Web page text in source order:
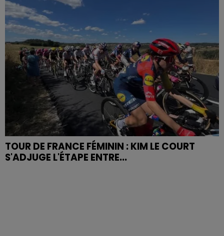
TOUR DE FRANCE FÉMININ : KIM LE COURT
S'ADJUGE L'ÉTAPE ENTRE...